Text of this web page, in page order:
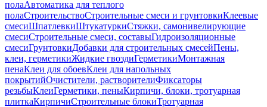
полаАвтоматика для теплого
полаСтроительствоСтроительные смеси и грунтовкиКлеевые
смесиШпатлевкиШтукатуркиСтяжки, самонивелирующие
смесиСтроительные смеси, составыГидроизоляционные
смесиГрунтовкиДобавки для строительных смесейПены,
клеи, герметикиЖидкие гвоздиГерметикиМонтажная
пенаКлеи для обоевКлеи для напольных
покрытийОчистители, растворителиФиксаторы
резьбыКлеиГерметики, пеныКирпичи, блоки, тротуарная
плиткаКирпичиСтроительные блокиТротуарная